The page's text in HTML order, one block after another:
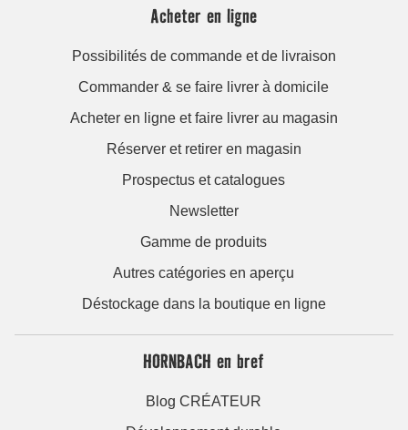
Acheter en ligne
Possibilités de commande et de livraison
Commander & se faire livrer à domicile
Acheter en ligne et faire livrer au magasin
Réserver et retirer en magasin
Prospectus et catalogues
Newsletter
Gamme de produits
Autres catégories en aperçu
Déstockage dans la boutique en ligne
HORNBACH en bref
Blog CRÉATEUR